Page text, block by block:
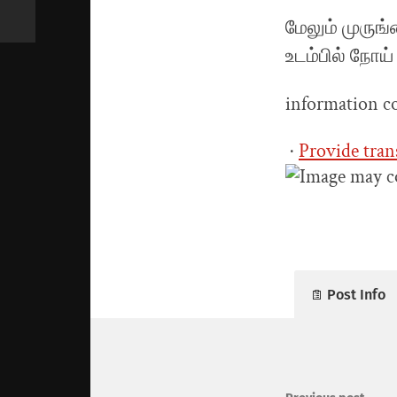
மேலும்
உடம்பில் நோய்
information
· Provide
Post Info